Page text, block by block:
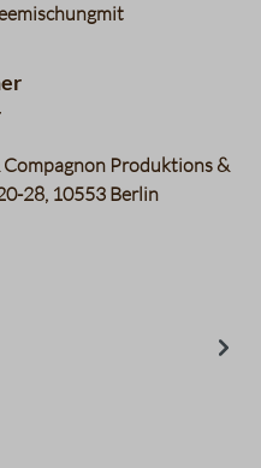
Produktions &
28, 10553 Berlin